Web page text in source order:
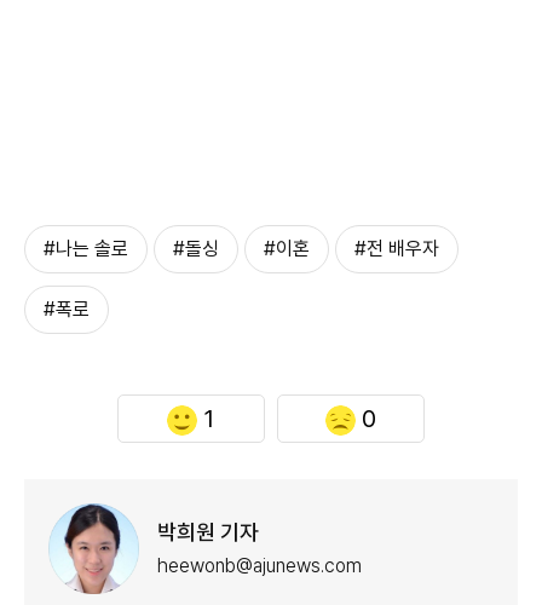
#나는 솔로 #돌싱 #이혼 #전 배우자
#폭로
1 0
박희원 기자
heewonb@ajunews.com